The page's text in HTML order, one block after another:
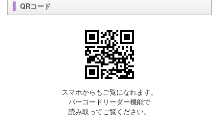
QRコード
スマホからもご覧になれます。
バーコードリーダー機能で
読み取ってご覧ください。